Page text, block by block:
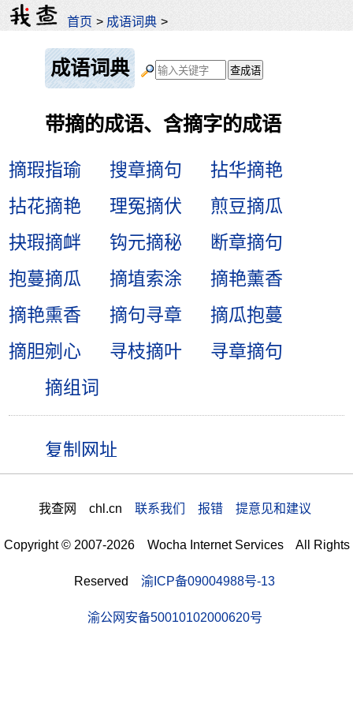
首页 > 成语词典 >
成语词典
带摘的成语、含摘字的成语
摘瑕指瑜 搜章摘句
拈华摘艳
拈花摘艳
理冤摘伏
煎豆摘瓜
抉瑕摘衅
钩元摘秘
断章摘句
抱蔓摘瓜
摘埴索涂
摘艳薰香
摘艳熏香
摘句寻章
摘瓜抱蔓
摘胆剜心
寻枝摘叶
寻章摘句
摘组词
我查网 chl.cn 联系我们 报错 提意见和建议
Copyright © 2007-2026 Wocha Internet Services All Rights
Reserved 渝ICP备09004988号-13
渝公网安备50010102000620号